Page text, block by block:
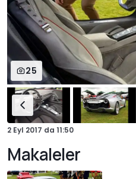
25
2 Eyl 2017 da 11:50
Makaleler